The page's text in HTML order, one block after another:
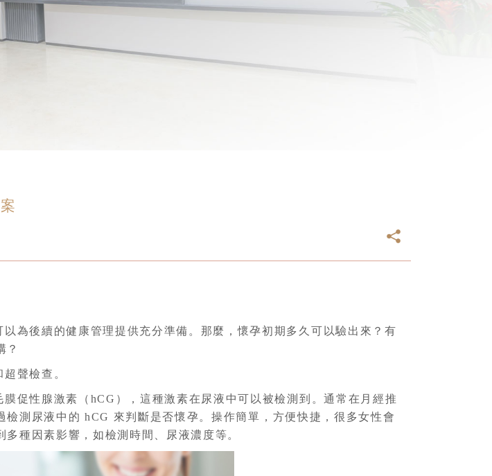
為後續的健康管理提供充分準備。那麼，懷孕初期多久可以驗出來？有
？
聲檢查。
促性腺激素（hCG），這種激素在尿液中可以被檢測到。通常在月經推
測尿液中的 hCG 來判斷是否懷孕。操作簡單，方便快捷，很多女性會
種因素影響，如檢測時間、尿液濃度等。